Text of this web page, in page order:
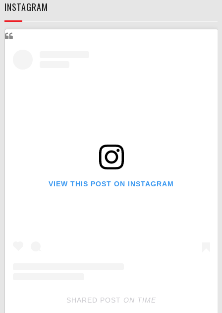
INSTAGRAM
VIEW THIS POST ON INSTAGRAM
SHARED POST ON TIME